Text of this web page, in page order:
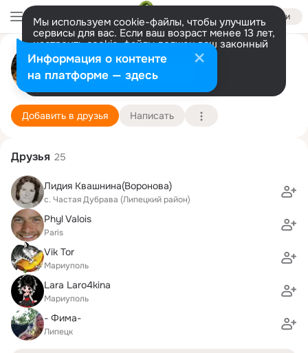
Войти
Мы используем cookie-файлы, чтобы улучшить
сервисы для вас. Если ваш возраст менее 13 лет,
настроить cookie-файлы должен ваш законный
представитель. Больше информации
Разрешить все Настроить
Михаил - Надежда Ливчин
WESTFIELD 3 марта Подробнее
Добавить в друзья Написать
Друзья 25
Лидия Квашнина(Воронова)
с. Частая Дубрава (Липецкий район)
Phyl Valois
Paris
Vik Tor
Мариуполь
Lara Laro4kina
Мариуполь
- Фима-
Липецк
Информация о контенте
на платформе — здесь